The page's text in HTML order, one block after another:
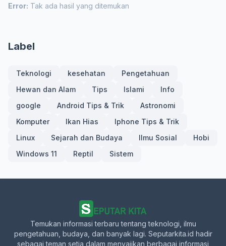
Error: Tak ada hasil yang ditemukan
Label
Teknologi kesehatan
Pengetahuan
Hewan dan Alam
Tips Islami
Info
google
Android Tips & Trik
Astronomi
Komputer
Ikan Hias
Iphone Tips & Trik
Linux
Sejarah dan Budaya Ilmu Sosial
Hobi
Windows 11
Reptil Sistem
Temukan informasi terbaru tentang teknologi, ilmu
pengetahuan, budaya, dan banyak lagi. Seputarkita.id hadir
sebagai teman setia dalam menyajikan berbagai informasi